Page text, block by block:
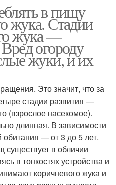
в пищу
жука. Стадии
жука —
огороду
жуки, и их
Это значит, что за
стадии развития —
(взрослое насекомое).
длинная. В зависимости
обитания — от 3 до 5 лет.
существует в обличии
в тонкостях устройства и
коричневого жука и